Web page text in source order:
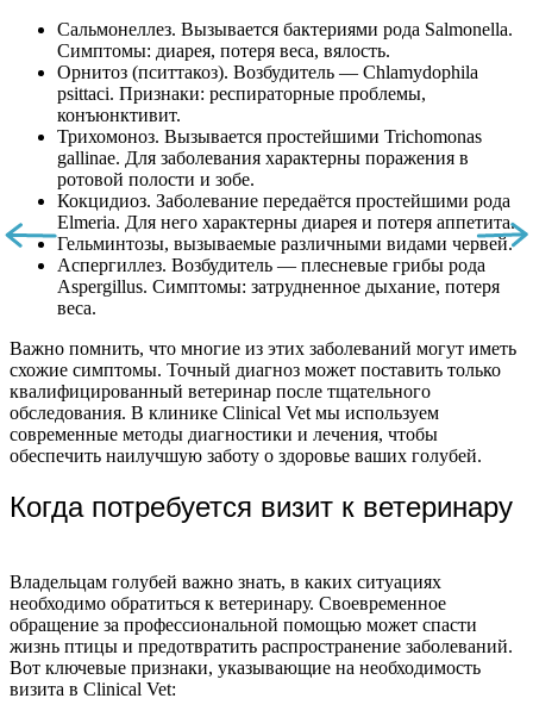
Сальмонеллез. Вызывается бактериями рода Salmonella.
Симптомы: диарея, потеря веса, вялость.
Орнитоз (пситтакоз). Возбудитель — Chlamydophila
psittaci. Признаки: респираторные проблемы,
конъюнктивит.
Трихомоноз. Вызывается простейшими Trichomonas
gallinae. Для заболевания характерны поражения в
ротовой полости и зобе.
Кокцидиоз. Заболевание передаётся простейшими рода
Elmeria. Для него характерны диарея и потеря аппетита.
Гельминтозы, вызываемые различными видами червей.
Аспергиллез. Возбудитель — плесневые грибы рода
Aspergillus. Симптомы: затрудненное дыхание, потеря
веса.
Важно помнить, что многие из этих заболеваний могут иметь
схожие симптомы. Точный диагноз может поставить только
квалифицированный ветеринар после тщательного
обследования. В клинике Clinical Vet мы используем
современные методы диагностики и лечения, чтобы
обеспечить наилучшую заботу о здоровье ваших голубей.
Когда потребуется визит к ветеринару
Владельцам голубей важно знать, в каких ситуациях
необходимо обратиться к ветеринару. Своевременное
обращение за профессиональной помощью может спасти
жизнь птицы и предотвратить распространение заболеваний.
Вот ключевые признаки, указывающие на необходимость
визита в Clinical Vet: